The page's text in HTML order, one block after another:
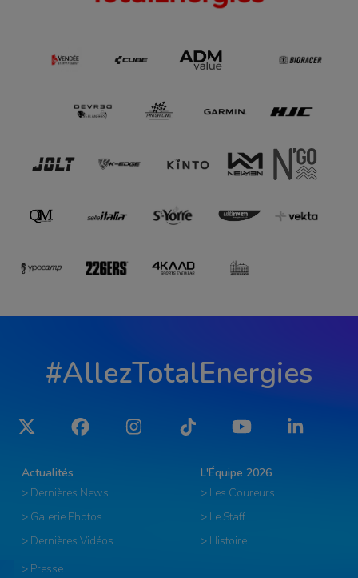
#AllezTotalEnergies
Twitter Facebook Instagram Tiktok YouTube LinkedIn
Actualités
> Dernières News
> Galerie Photos
> Dernières Vidéos
L'Équipe 2026
> Les Coureurs
> Le Staff
> Histoire
> Presse